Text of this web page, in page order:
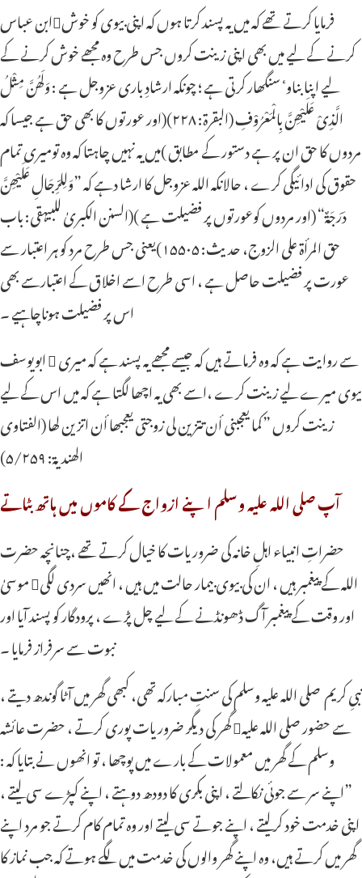
ابن عباسفرمایا کرتے تھے کہ میں یہ پسند کرتا ہوں کہ اپنی بیوی کو خوش
کرنے کے لیے میں بھی اپنی زینت کروں جس طرح وہ مجھے خوش کرنے کے
لیے اپنا بناوٴ سنگھار کرتی ہے ؛ چونکہ ارشادِ باری عزوجل ہے : وَلَھُنَّ مِثْلُ
الَّذِیْ عَلَیْھِنَّ بِالْمَعْرُوْفِ (البقرة: ۲۲۸)(اور عورتوں کا بھی حق ہے جیسا کہ
مردوں کا حق ان پر ہے دستور کے مطابق )میں یہ نہیں چاہتا کہ وہ تومیری تمام
حقوق کی ادائیگی کرے ، حالانکہ اللہ عزوجل کا ارشا دہے کہ ”وَلِلرِّجَالِ عَلَیْھِنَّ
دَرَجَةٌ“ (اور مردوں کوعورتوں پر فضیلت ہے )(السنن الکبریٰ للبیہقی: باب
حق المرأة علی الزوج، حدیث: ۱۵۵۰۵)یعنی جس طرح مرد کو ہر اعتبار سے
عورت پر فضیلت حاصل ہے ، اسی طرح اسے اخلاق کے اعتبارسے بھی
اس پر فضیلت ہوناچاہیے ۔
ابویوسف  سے روایت ہے کہ وہ فرماتے ہیں کہ جیسے مجھے یہ پسند ہے کہ میری
بیوی میرے لیے زینت کرے ،اسے بھی یہ اچھا لگتا ہے کہ میں اس کے لیے
زینت کروں ”کما یعجبنی أن تتزین لی زوجتی یعجبھا أن اتزین لھا (الفتاوی
الھندیة: ۵/۲۵۹)
آپ صلی اللہ علیہ وسلم اپنے ازواج کے کاموں میں ہاتھ بٹاتے
حضراتِ انبیاء اہلِ خانہ کی ضروریات کا خیال کرتے تھے ،چنانچہ حضرت
موسیٰ اللہ کے پیغمبر ہیں ، ان کی بیوی بیمار حالت میں ہیں ، انھیں سردی لگی
اور وقت کے پیغمبر آگ ڈھونڈنے کے لیے چل پڑے ، پرودگار کو پسند آیا اور
نبوت سے سرفراز فرمایا ۔
نبیِ کریم صلی اللہ علیہ وسلم کی سنتِ مبارکہ تھی، کبھی گھر میں آٹا گوندھ دیتے ،
گھر کی دیگر ضروریات پوری کرتے ، حضرت عائشہ سے حضور صلی اللہ علیہ
وسلم کے گھر میں معمولات کے بارے میں پوچھا ، تو انھوں نے بتایا کہ :
”اپنے سر سے جوئی نکالتے ، اپنی بکری کا دودھ دوہتے ، اپنے کپڑے سی لیتے ،
اپنی خدمت خود کرلیتے ، اپنے جوتے سی لیتے اور وہ تمام کام کرتے جو مرد اپنے
گھر میں کرتے ہیں، وہ اپنے گھر والوں کی خدمت میں لگے ہوتے کہ جب نماز کا